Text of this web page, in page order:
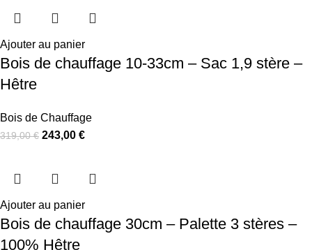
Ajouter au panier
Bois de chauffage 10-33cm – Sac 1,9 stère –
Hêtre
Bois de Chauffage
319,00€ 243,00 €
Ajouter au panier
Bois de chauffage 30cm – Palette 3 stères –
100% Hêtre